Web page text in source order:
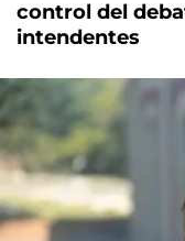
control del
intendentes